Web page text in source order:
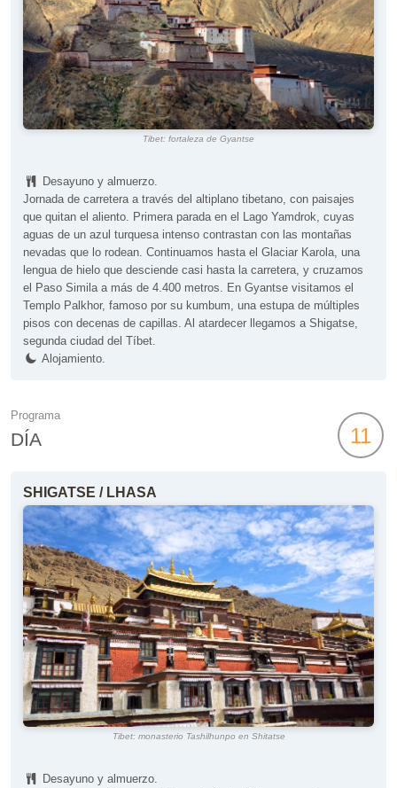
Tibet: fortaleza de Gyantse
Desayuno y almuerzo.
Jornada de carretera a través del altiplano tibetano, con paisajes
que quitan el aliento. Primera parada en el Lago Yamdrok, cuyas
aguas de un azul turquesa intenso contrastan con las montañas
nevadas que lo rodean. Continuamos hasta el Glaciar Karola, una
lengua de hielo que desciende casi hasta la carretera, y cruzamos
el Paso Simila a más de 4.400 metros. En Gyantse visitamos el
Templo Palkhor, famoso por su kumbum, una estupa de múltiples
pisos con decenas de capillas. Al atardecer llegamos a Shigatse,
segunda ciudad del Tíbet.
Alojamiento.
Programa
DÍA 11
SHIGATSE / LHASA
Tibet: monasterio Tashilhunpo en Shitatse
Desayuno y almuerzo.